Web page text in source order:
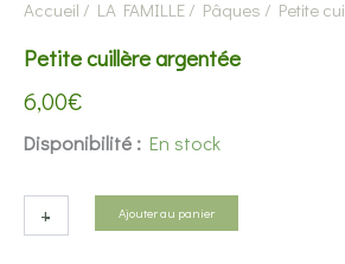
Accueil / LA FAMILLE / Pâques / Petite
Petite cuillère argentée
6,00€
Disponibilité : En stock
-
de+ Ajouter au panier